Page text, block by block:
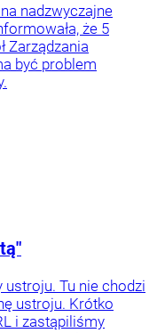
nadzwyczajne
że 5
Zarządzania
być problem
Tu nie chodzi
ustroju. Krótko
i zastąpiliśmy